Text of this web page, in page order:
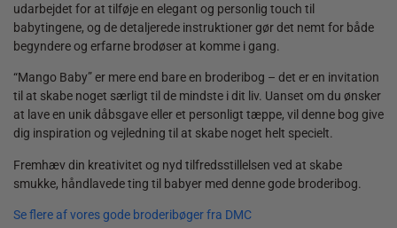
udarbejdet for at tilføje en elegant og personlig touch til
babytingene, og de detaljerede instruktioner gør det nemt for både
begyndere og erfarne brodøser at komme i gang.
“Mango Baby” er mere end bare en broderibog – det er en invitation
til at skabe noget særligt til de mindste i dit liv. Uanset om du ønsker
at lave en unik dåbsgave eller et personligt tæppe, vil denne bog give
dig inspiration og vejledning til at skabe noget helt specielt.
Fremhæv din kreativitet og nyd tilfredsstillelsen ved at skabe
smukke, håndlavede ting til babyer med denne gode broderibog.
Se flere af vores gode broderibøger fra DMC